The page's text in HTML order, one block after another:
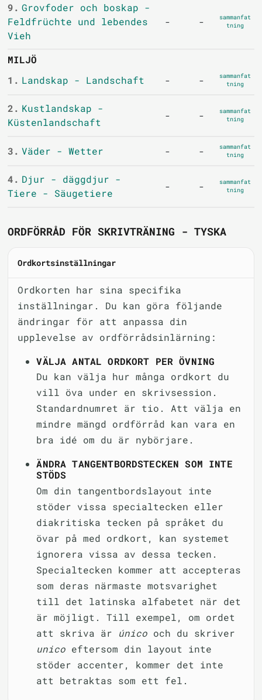
9. Grovfoder och boskap -
Feldfrüchte und lebendes
Vieh
- -
sammanfat
tning
MILJÖ
1. Landskap - Landschaft - -
sammanfat
tning
2. Kustlandskap -
Küstenlandschaft
- -
sammanfat
tning
3. Väder - Wetter - -
sammanfat
tning
4. Djur - däggdjur -
Tiere - Säugetiere
- -
sammanfat
tning
ORDFÖRRÅD FÖR SKRIVTRÄNING - TYSKA
Ordkortsinställningar
Ordkorten har sina specifika
inställningar. Du kan göra följande
ändringar för att anpassa din
upplevelse av ordförrådsinlärning:
VÄLJA ANTAL ORDKORT PER ÖVNING
Du kan välja hur många ordkort du
vill öva under en skrivsession.
Standardnumret är tio. Att välja en
mindre mängd ordförråd kan vara en
bra idé om du är nybörjare.
ÄNDRA TANGENTBORDSTECKEN SOM INTE
STÖDS
Om din tangentbordslayout inte
stöder vissa specialtecken eller
diakritiska tecken på språket du
övar på med ordkort, kan systemet
ignorera vissa av dessa tecken.
Specialtecken kommer att accepteras
som deras närmaste motsvarighet
till det latinska alfabetet när det
är möjligt. Till exempel, om ordet
att skriva är único och du skriver
unico eftersom din layout inte
stöder accenter, kommer det inte
att betraktas som ett fel.